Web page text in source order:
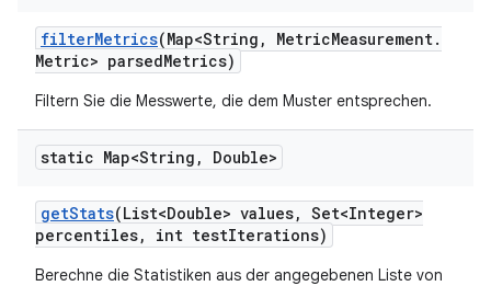
filterMetrics(Map<String , MetricMeasurement.
Metric> parsedMetrics)
Filtern Sie die Messwerte, die dem Muster entsprechen.
static Map<String , Double>
getStats(List<Double> values, Set<Integer>
percentiles, int testIterations)
Berechne die Statistiken aus der angegebenen Liste von